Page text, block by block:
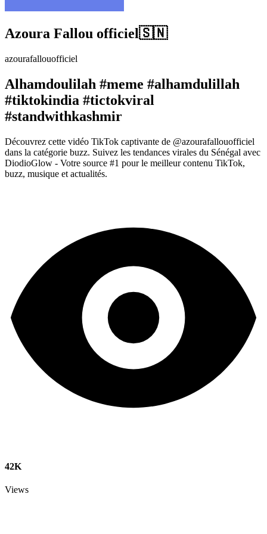
Azoura Fallou officiel🇸🇳
azourafallouofficiel
Alhamdoulilah #meme #alhamdulillah
#tiktokindia #tictokviral
#standwithkashmir
Découvrez cette vidéo TikTok captivante de @azourafallouofficiel
dans la catégorie buzz. Suivez les tendances virales du Sénégal avec
DiodioGlow - Votre source #1 pour le meilleur contenu TikTok,
buzz, musique et actualités.
42K
Views